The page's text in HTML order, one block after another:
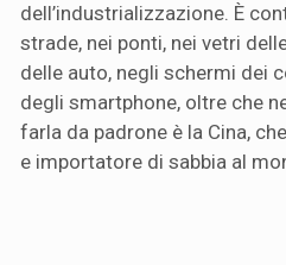
dell’industrializzazione. È
strade, nei ponti, nei vetri
delle auto, negli schermi dei
degli smartphone, oltre che
farla da padrone è la Cina,
e importatore di sabbia al